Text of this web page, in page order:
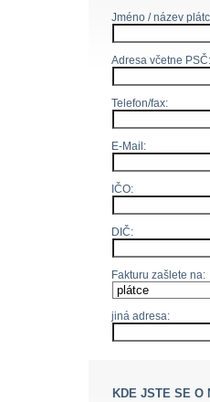
Jméno / název
Adresa včetne PSČ:
Telefon/fax:
E-Mail:
IČO:
DIČ:
Fakturu zašlete na:
jiná adresa:
KDE JSTE SE O